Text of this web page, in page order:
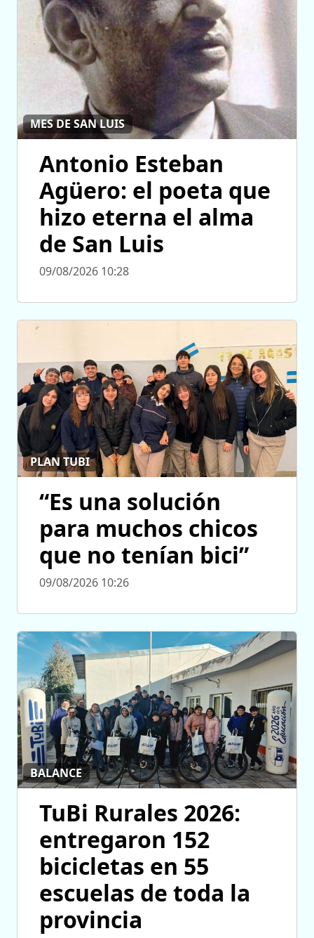
MES DE SAN LUIS
Antonio Esteban
Agüero: el poeta que
hizo eterna el alma
de San Luis
09/08/2026 10:28
PLAN TUBI
“Es una solución
para muchos chicos
que no tenían bici”
09/08/2026 10:26
BALANCE
TuBi Rurales 2026:
entregaron 152
bicicletas en 55
escuelas de toda la
provincia